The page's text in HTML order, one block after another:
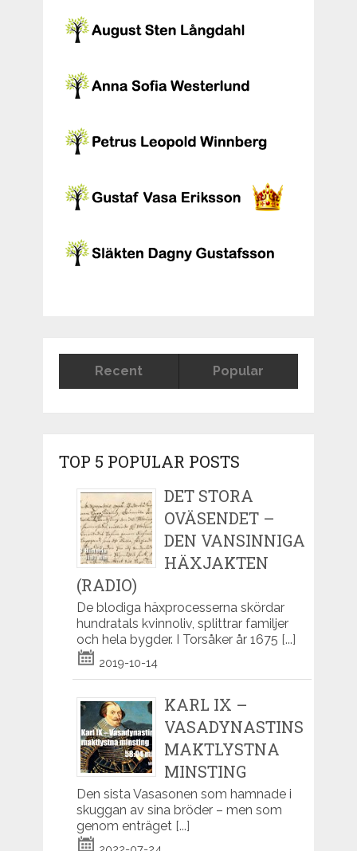
Recent Popular
TOP 5 POPULAR POSTS
DET STORA
OVÄSENDET –
DEN VANSINNIGA
HÄXJAKTEN
(RADIO)
De blodiga häxprocesserna skördar
hundratals kvinnoliv, splittrar familjer
och hela bygder. I Torsåker år 1675 [...]
2019-10-14
KARL IX –
VASADYNASTINS
MAKTLYSTNA
MINSTING
Den sista Vasasonen som hamnade i
skuggan av sina bröder – men som
genom enträget [...]